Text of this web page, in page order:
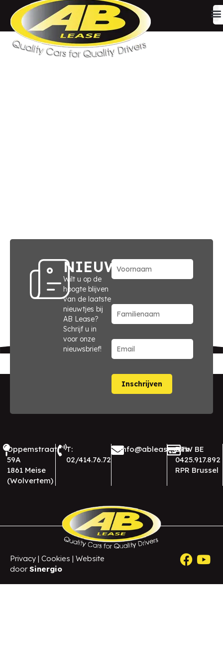
NIEUWSBRIEF
Wilt u op de
hoogte blijven
van de laatste
nieuwtjes bij
AB Lease?
Schrijf u in
voor onze
nieuwsbrief!
Inschrijven
Oppemstraat
59A
1861 Meise
(Wolvertem)
T:
02/414.76.72
info@ablease.comBTW BE
0425.917.892
RPR Brussel
Privacy | Cookies | Website
doorSinergio